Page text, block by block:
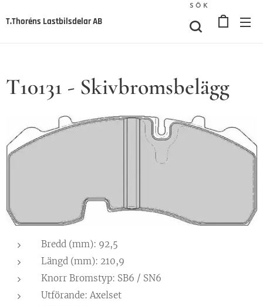
T.Thoréns Lastbilsdelar AB
SÖK
T10131 - Skivbromsbelägg
Bredd (mm): 92,5
Längd (mm): 210,9
Knorr Bromstyp: SB6 / SN6
Utförande: Axelset